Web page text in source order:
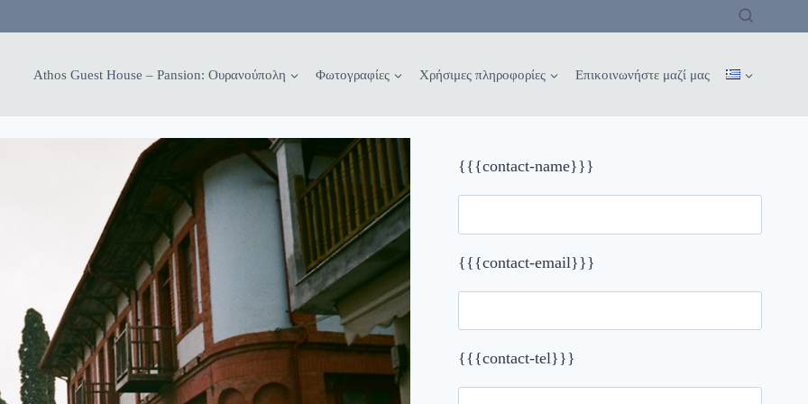
Athos Guest House – Pansion: Ουρανούπολη Φωτογραφίες Χρήσιμες πληροφορίες Επικοινωνήστε μαζί μας
{{{contact-name}}}
{{{contact-email}}}
{{{contact-tel}}}